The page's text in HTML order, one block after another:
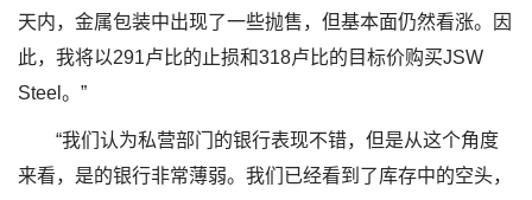
天内，金属包装中出现了一些抛售，但基本面仍然看涨。因
此，我将以291卢比的止损和318卢比的目标价购买JSW
Steel。”
“我们认为私营部门的银行表现不错，但是从这个角度
来看，是的银行非常薄弱。我们已经看到了库存中的空头，